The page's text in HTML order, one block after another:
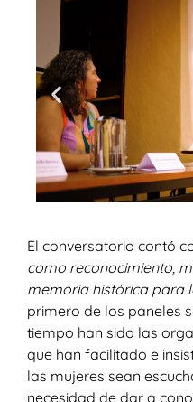
El conversatorio contó
como reconocimiento,
memoria histórica para
primero de los paneles
tiempo han sido las
que han facilitado e
las mujeres sean
necesidad de dar a